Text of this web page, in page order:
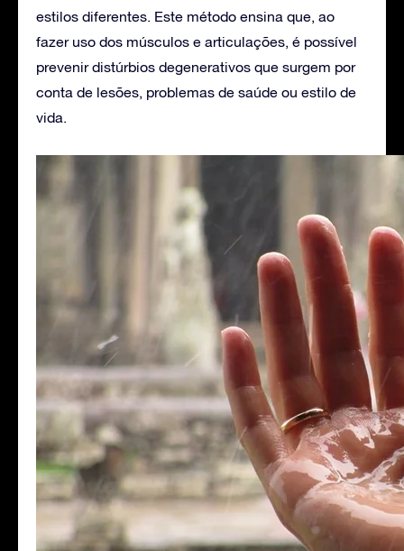
estilos diferentes. Este método ensina que, ao
fazer uso dos músculos e articulações, é possível
prevenir distúrbios degenerativos que surgem por
conta de lesões, problemas de saúde ou estilo de
vida.